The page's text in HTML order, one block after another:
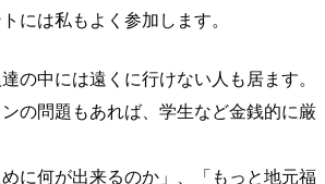
には私もよく参加します。
の中には遠くに行けない人も居ます。
の問題もあれば、学生など金銭的に厳
めに何が出来るのか」、「もっと地元福